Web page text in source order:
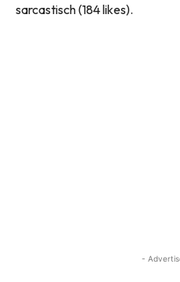
sarcastisch (184 likes).
-